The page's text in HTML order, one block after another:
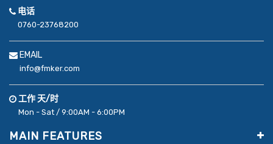
电话
0760-23768200
EMAIL
info@fmker.com
工作 天/时
Mon - Sat / 9:00AM - 6:00PM
MAIN FEATURES